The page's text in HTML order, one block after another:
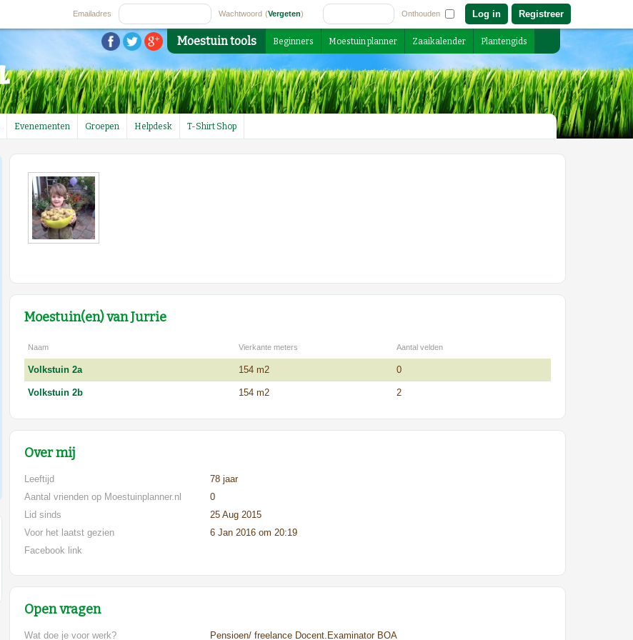
(Vergeten)
Emailadres Wachtwoord Onthouden Registreer
Moestuin tools Beginners Moestuin planner Zaaikalender Plantengids
Evenementen Groepen Helpdesk T-Shirt Shop
Moestuin(en) van Jurrie
Naam Vierkante meters Aantal velden
Volkstuin 2a 154 m2 0
Volkstuin 2b 154 m2 2
Over mij
Leeftijd
78 jaar
Aantal vrienden op Moestuinplanner.nl
0
Lid sinds
25 Aug 2015
Voor het laatst gezien
6 Jan 2016 om 20:19
Facebook link
Open vragen
Wat doe je voor werk? Pensioen/ freelance Docent.Examinator BOA